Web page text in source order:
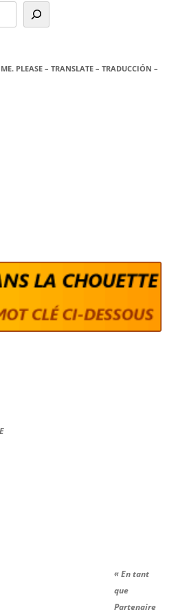
PLEASE – TRANSLATE – TRADUCCIÓN –
« En tant
que
Partenaire